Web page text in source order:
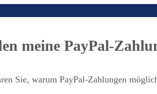
meine PayPal-
Sie, warum PayPal-Zahlungen